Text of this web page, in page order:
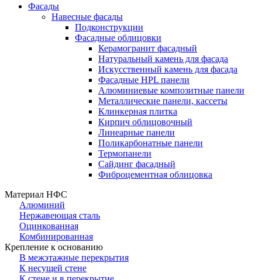
Фасады
Навесные фасады
Подконструкции
Фасадные облицовки
Керамогранит фасадный
Натуральный камень для фасада
Искусственный камень для фасада
Фасадные HPL панели
Алюминиевые композитные панели
Металлические панели, кассеты
Клинкерная плитка
Кирпич облицовочный
Линеарные панели
Поликарбонатные панели
Термопанели
Сайдинг фасадный
Фиброцементная облицовка
Материал НФС
Алюминий
Нержавеющая сталь
Оцинкованная
Комбинированная
Крепление к основанию
В межэтажные перекрытия
К несущей стене